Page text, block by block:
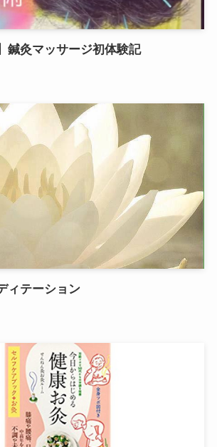
鍼灸マッサージ初体験記
ィテーション